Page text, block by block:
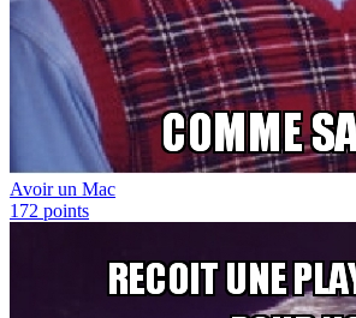
Avoir un Mac
172 points